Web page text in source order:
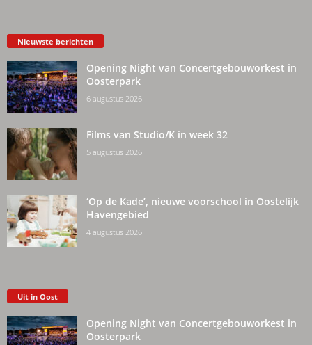
Nieuwste berichten
Opening Night van Concertgebouworkest in
Oosterpark
6 augustus 2026
Films van Studio/K in week 32
5 augustus 2026
‘Op de Kade’, nieuwe voorschool in Oostelijk
Havengebied
4 augustus 2026
Uit in Oost
Opening Night van Concertgebouworkest in
Oosterpark